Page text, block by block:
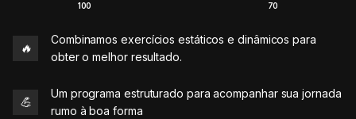
100 70
🔥
Combinamos exercícios estáticos e dinâmicos para
obter o melhor resultado.
💪
Um programa estruturado para acompanhar sua jornada
rumo à boa forma